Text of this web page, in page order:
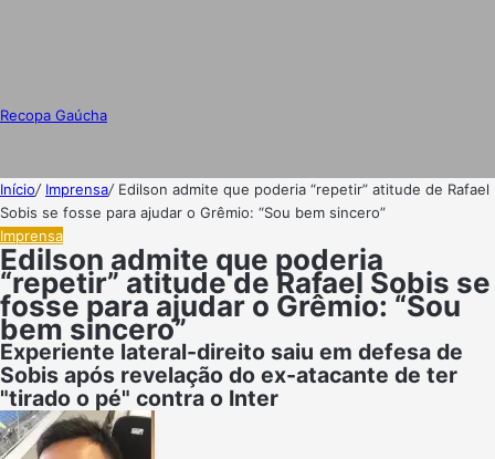
Recopa Gaúcha
Início/ Imprensa/ Edilson admite que poderia “repetir” atitude de Rafael
Sobis se fosse para ajudar o Grêmio: “Sou bem sincero”
Imprensa
Edilson admite que poderia
“repetir” atitude de Rafael Sobis se
fosse para ajudar o Grêmio: “Sou
bem sincero”
Experiente lateral-direito saiu em defesa de
Sobis após revelação do ex-atacante de ter
"tirado o pé" contra o Inter